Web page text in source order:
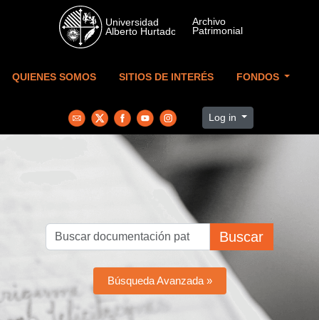
Skip to main content
QUIENES SOMOS SITIOS DE INTERÉS FONDOS
Log in
Buscar
Búsqueda Avanzada »